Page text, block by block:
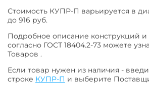
Стоимость КУПР-П варьируется в
до 916 руб.
Подробное описание конструкций и
согласно ГОСТ 18404.2-73 можете
Товаров .
Если товар нужен из наличия -
строке КУПР-П и выберите